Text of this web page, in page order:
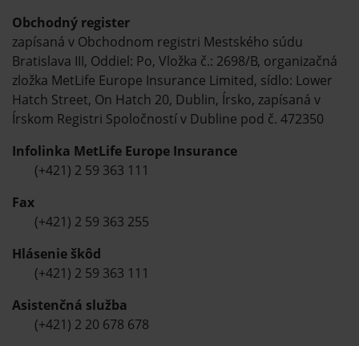
Obchodný register
zapísaná v Obchodnom registri Mestského súdu
Bratislava III, Oddiel: Po, Vložka č.: 2698/B, organizačná
zložka MetLife Europe Insurance Limited, sídlo: Lower
Hatch Street, On Hatch 20, Dublin, Írsko, zapísaná v
Írskom Registri Spoločností v Dubline pod č. 472350
Infolinka MetLife Europe Insurance
(+421) 2 59 363 111
Fax
(+421) 2 59 363 255
Hlásenie škôd
(+421) 2 59 363 111
Asistenčná služba
(+421) 2 20 678 678